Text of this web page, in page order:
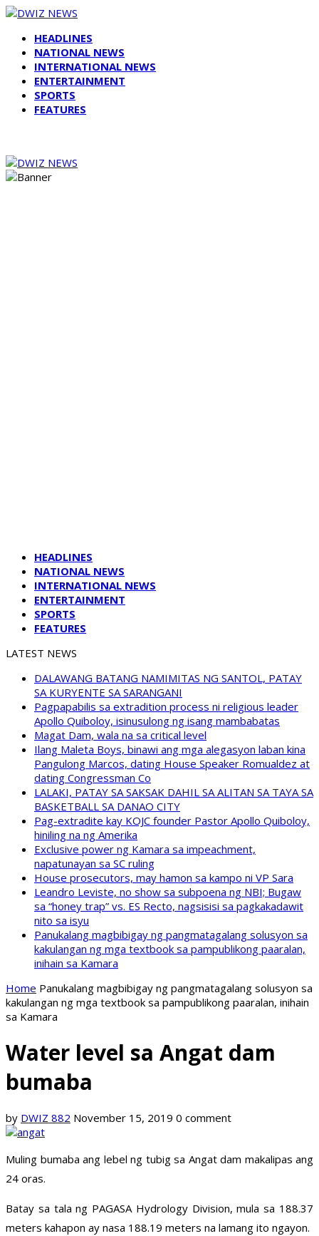
HEADLINES
NATIONAL NEWS
INTERNATIONAL NEWS
ENTERTAINMENT
SPORTS
FEATURES
HEADLINES
NATIONAL NEWS
INTERNATIONAL NEWS
ENTERTAINMENT
SPORTS
FEATURES
LATEST NEWS
DALAWANG BATANG NAMIMITAS NG SANTOL, PATAY
SA KURYENTE SA SARANGANI
Pagpapabilis sa extradition process ni religious leader
Apollo Quiboloy, isinusulong ng isang mambabatas
Magat Dam, wala na sa critical level
Ilang Maleta Boys, binawi ang mga alegasyon laban kina
Pangulong Marcos, dating House Speaker Romualdez at
dating Congressman Co
LALAKI, PATAY SA SAKSAK DAHIL SA ALITAN SA TAYA SA
BASKETBALL SA DANAO CITY
Pag-extradite kay KOJC founder Pastor Apollo Quiboloy,
hiniling na ng Amerika
Exclusive power ng Kamara sa impeachment,
napatunayan sa SC ruling
House prosecutors, may hamon sa kampo ni VP Sara
Leandro Leviste, no show sa subpoena ng NBI; Bugaw
sa “honey trap” vs. ES Recto, nagsisisi sa pagkakadawit
nito sa isyu
Panukalang magbibigay ng pangmatagalang solusyon sa
kakulangan ng mga textbook sa pampublikong paaralan,
inihain sa Kamara
Home Panukalang magbibigay ng pangmatagalang solusyon sa
kakulangan ng mga textbook sa pampublikong paaralan, inihain
sa Kamara
Water level sa Angat dam
bumaba
by DWIZ 882 November 15, 2019 0 comment
Muling bumaba ang lebel ng tubig sa Angat dam makalipas ang
24 oras.
Batay sa tala ng PAGASA Hydrology Division, mula sa 188.37
meters kahapon ay nasa 188.19 meters na lamang ito ngayon.